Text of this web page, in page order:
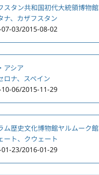
スタン共和国初代大統領博物館
ナ、カザフスタン
07-03/2015-08-02
アシア
ロナ、スペイン
10-06/2015-11-29
ム歴史文化博物館ヤルムーク館
ート、クウェート
01-23/2016-01-29